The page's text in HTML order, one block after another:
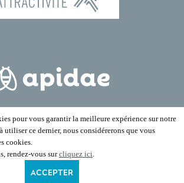
pour vous garantir la meilleure expérience sur notre
utiliser ce dernier, nous considérerons que vous
cookies.
rendez-vous surcliquez ici.
ACCEPTER